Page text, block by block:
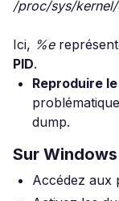
/proc/sys/
Ici, %e
PID.
Reproduire
dump.
Sur Windows
Accédez aux